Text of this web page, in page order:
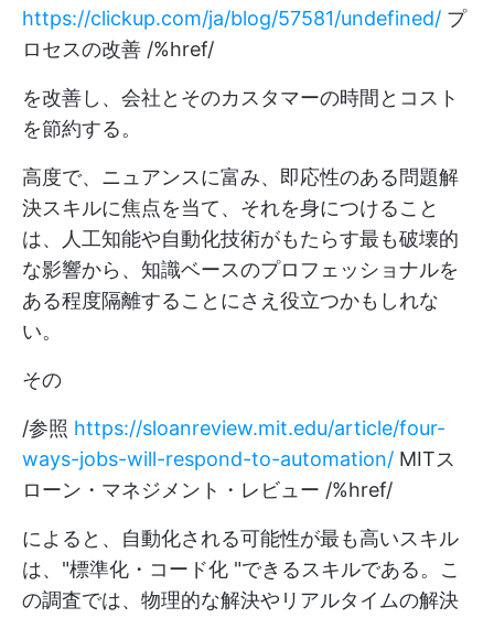
https://clickup.com/ja/blog/57581/undefined/ プ
ロセスの改善 /%href/
を改善し、会社とそのカスタマーの時間とコスト
を節約する。
高度で、ニュアンスに富み、即応性のある問題解
決スキルに焦点を当て、それを身につけること
は、人工知能や自動化技術がもたらす最も破壊的
な影響から、知識ベースのプロフェッショナルを
ある程度隔離することにさえ役立つかもしれな
い。
その
/参照 https://sloanreview.mit.edu/article/four-
ways-jobs-will-respond-to-automation/ MITス
ローン・マネジメント・レビュー /%href/
によると、自動化される可能性が最も高いスキル
は、"標準化・コード化 "できるスキルである。こ
の調査では、物理的な解決やリアルタイムの解決